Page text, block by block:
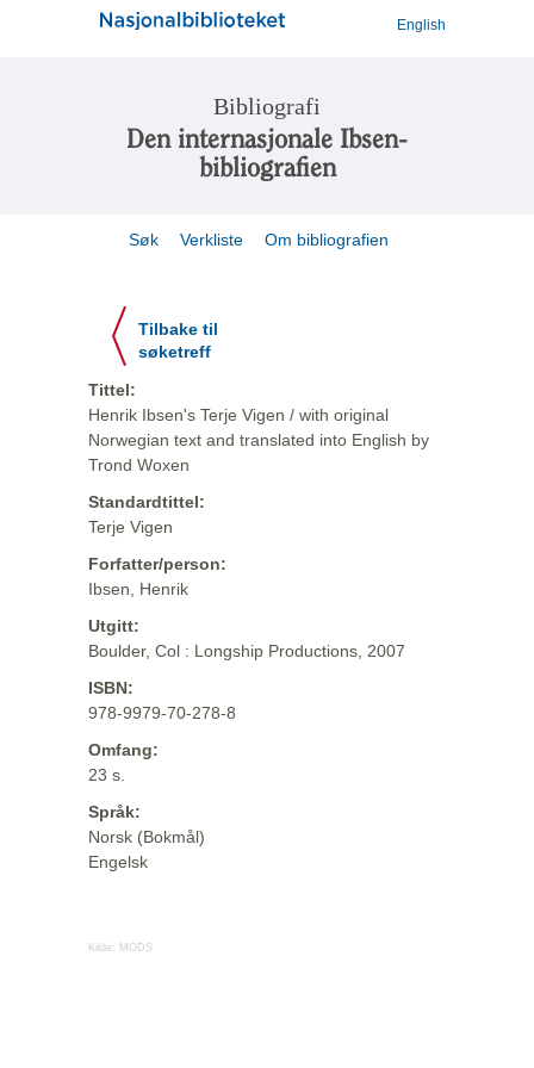
English
Bibliografi
Den internasjonale Ibsen-
bibliografien
Søk Verkliste Om bibliografien
Tilbake til
søketreff
Tittel:
Henrik Ibsen's Terje Vigen / with original
Norwegian text and translated into English by
Trond Woxen
Standardtittel:
Terje Vigen
Forfatter/person:
Ibsen, Henrik
Utgitt:
Boulder, Col : Longship Productions, 2007
ISBN:
978-9979-70-278-8
Omfang:
23 s.
Språk:
Norsk (Bokmål)
Engelsk
Kilde: MODS